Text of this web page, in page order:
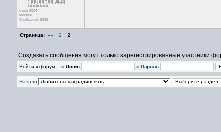
с янв 2004
Москва
Сообщений: 5089
Страница: «« 1 2
Создавать сообщения могут только зарегистрированные участники
Войти в форум :: » Логин » Пароль
Начало